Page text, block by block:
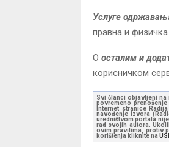
Услуге
правна и
О осталим и
корисничком
Svi članci objavljeni na
povremeno
Internet stranice
navođenje izvora
uredništvom portala
rad svojih autora.
ovim pravilima, protiv
korištenja kliknite na